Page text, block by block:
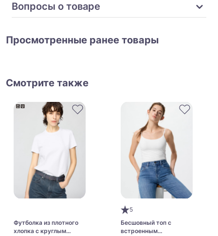
Вопросы о товаре
Просмотренные ранее товары
Смотрите также
Футболка из плотного
хлопка с круглым
5
Бесшовный топ с
встроенным